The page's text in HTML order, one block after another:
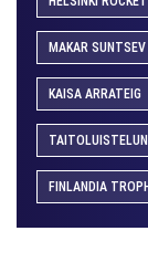
MAKAR SUNTSEV
KAISA ARRATEIG
FINLANDIA